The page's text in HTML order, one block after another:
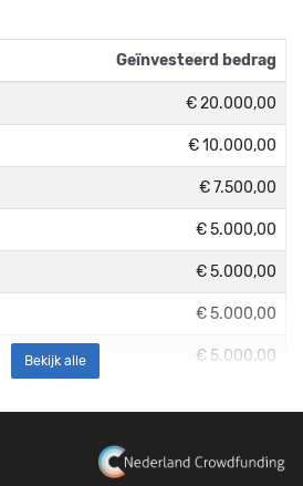
Geïnvesteerd bedrag
€ 20.000,00
€ 10.000,00
€ 7.500,00
€ 5.000,00
€ 5.000,00
€ 5.000,00
€ 5.000,00
Bekijk alle